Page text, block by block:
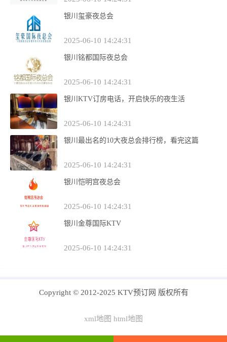
银川玺豪夜总会
2025-06-10 14:24:31
银川铭都国际夜总会
2025-06-10 14:24:31
银川KTV订房电话，开启快乐的夜生活
2025-06-10 14:24:31
银川最出名的10大夜总会排行榜，看完这篇
2025-06-10 14:24:31
银川恺明宫夜总会
2025-06-10 14:24:31
银川金尊国际KTV
2025-06-10 14:24:31
Copyright © 2012-2025 KTV预订网 版权所有
xml地图 html地图